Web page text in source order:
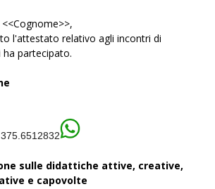
l'attestato relativo agli incontri di
partecipato.
375.6512832
sulle didattiche attive, creative,
e capovolte